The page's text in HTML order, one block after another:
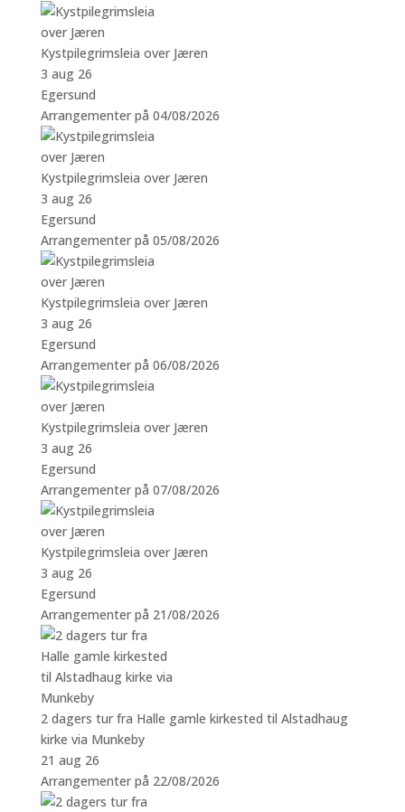
Kystpilegrimsleia over Jæren
3 aug 26
Egersund
Arrangementer på 04/08/2026
Kystpilegrimsleia over Jæren
3 aug 26
Egersund
Arrangementer på 05/08/2026
Kystpilegrimsleia over Jæren
3 aug 26
Egersund
Arrangementer på 06/08/2026
Kystpilegrimsleia over Jæren
3 aug 26
Egersund
Arrangementer på 07/08/2026
Kystpilegrimsleia over Jæren
3 aug 26
Egersund
Arrangementer på 21/08/2026
2 dagers tur fra Halle gamle kirkested til Alstadhaug
kirke via Munkeby
21 aug 26
Arrangementer på 22/08/2026